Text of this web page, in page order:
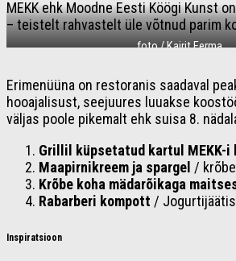
MEKK ehk Moodne Eesti Köögi Kunst
– teistelt rahvastelt üle võtnud parim
foto / Kairit Eerma
Erimenüüna on restoranis saadaval
hooajalisust, seejuures luuakse
väljas poole pikemalt ehk suisa 8.
Grillil küpsetatud kartul MEKK-
Maapirnikreem ja spargel /
Krõbe koha mädarõikaga
Rabarberi kompott /
Inspiratsioon